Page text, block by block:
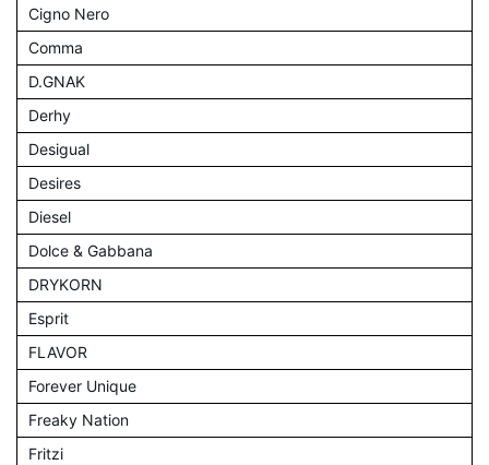
Cigno Nero
Comma
D.GNAK
Derhy
Desigual
Desires
Diesel
Dolce & Gabbana
DRYKORN
Esprit
FLAVOR
Forever Unique
Freaky Nation
Fritzi